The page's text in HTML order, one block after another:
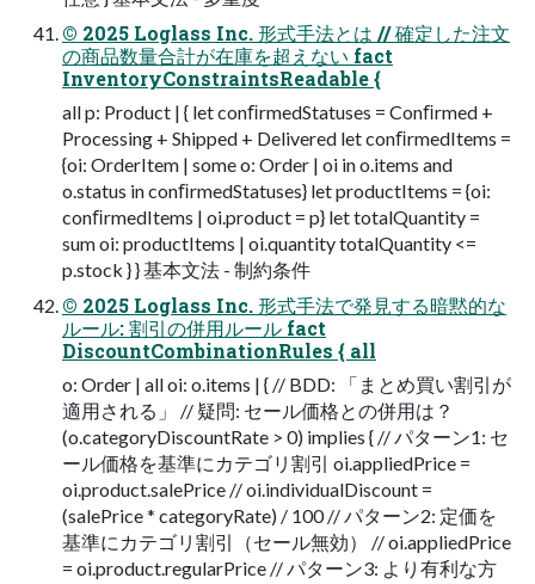
© 2025 Loglass Inc. 形式⼿法とは // 確定した注⽂
の商品数量合計が在庫を超えない fact
InventoryConstraintsReadable {
all p: Product | { let conﬁrmedStatuses = Conﬁrmed +
Processing + Shipped + Delivered let conﬁrmedItems =
{oi: OrderItem | some o: Order | oi in o.items and
o.status in conﬁrmedStatuses} let productItems = {oi:
conﬁrmedItems | oi.product = p} let totalQuantity =
sum oi: productItems | oi.quantity totalQuantity <=
p.stock } } 基本⽂法 - 制約条件
© 2025 Loglass Inc. 形式⼿法で発⾒する暗黙的な
ルール: 割引の併⽤ルール fact
DiscountCombinationRules { all
o: Order | all oi: o.items | { // BDD: 「まとめ買い割引が
適⽤される」 // 疑問: セール価格との併⽤は？
(o.categoryDiscountRate > 0) implies { // パターン1: セ
ール価格を基準にカテゴリ割引 oi.appliedPrice =
oi.product.salePrice // oi.individualDiscount =
(salePrice * categoryRate) / 100 // パターン2: 定価を
基準にカテゴリ割引（セール無効） // oi.appliedPrice
= oi.product.regularPrice // パターン3: より有利な⽅